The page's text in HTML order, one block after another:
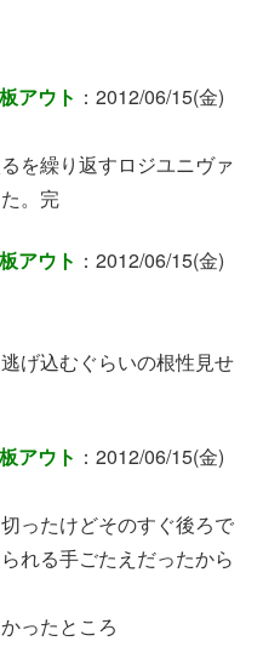
アウト ：2012/06/15(金)
を繰り返すロジユニヴァ
。完
アウト ：2012/06/15(金)
げ込むぐらいの根性見せ
アウト ：2012/06/15(金)
ったけどそのすぐ後ろで
れる手ごたえだったから
ったところ